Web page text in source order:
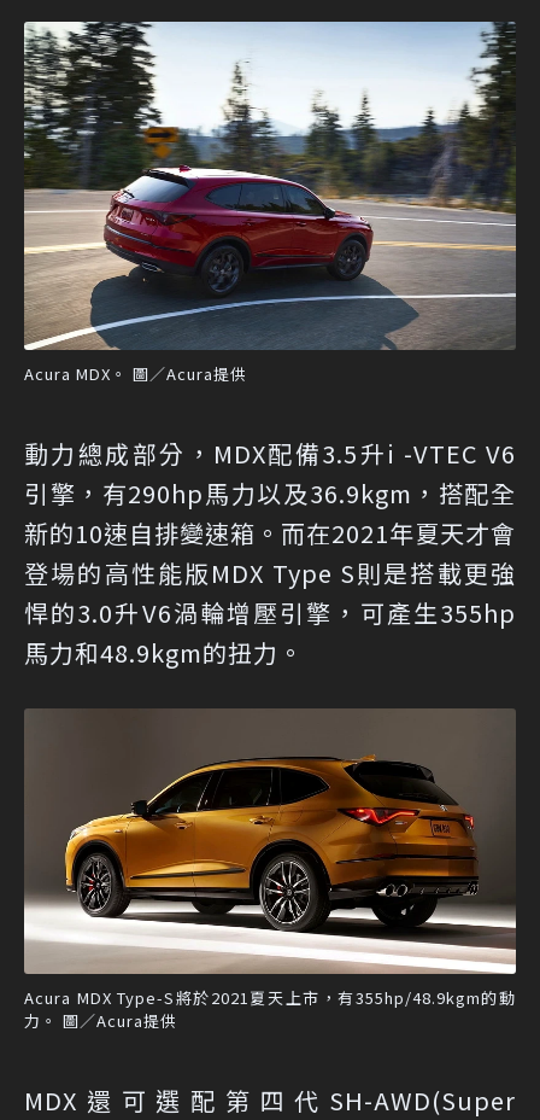
Acura MDX。 圖／Acura提供
動力總成部分，MDX配備3.5升i -VTEC V6
引擎，有290hp馬力以及36.9kgm，搭配全
新的10速自排變速箱。而在2021年夏天才會
登場的高性能版MDX Type S則是搭載更強
悍的3.0升V6渦輪增壓引擎，可產生355hp
馬力和48.9kgm的扭力。
Acura MDX Type-S將於2021夏天上市，有355hp/48.9kgm的動
力。 圖／Acura提供
MDX還可選配第四代SH-AWD(Super